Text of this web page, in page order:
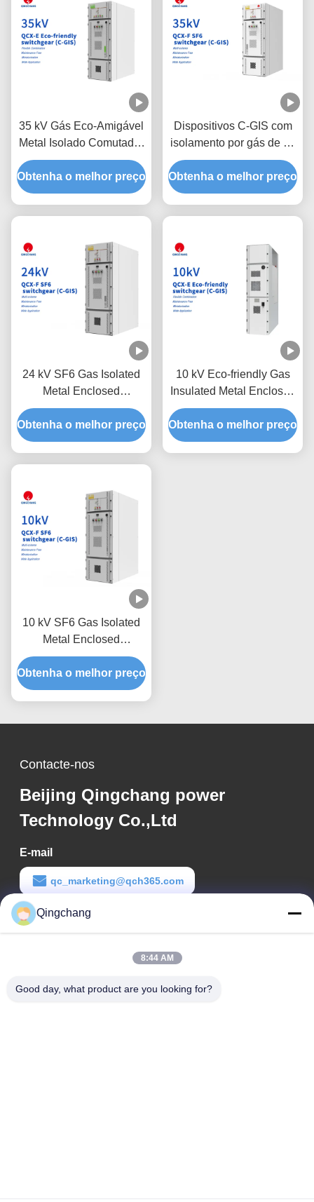
35 kV Gás Eco-Amigável
Metal Isolado Comutador
Cerrado C-GIS
Obtenha o melhor preço
Dispositivos C-GIS com
isolamento por gás de 35
kV SF6
Obtenha o melhor preço
24 kV SF6 Gas Isolated
Metal Enclosed
Switchgear C-GIS
Obtenha o melhor preço
10 kV Eco-friendly Gas
Insulated Metal Enclosed
Switchgear C-GIS
Obtenha o melhor preço
10 kV SF6 Gas Isolated
Metal Enclosed
Switchgear C-GIS
Obtenha o melhor preço
Contacte-nos
Beijing Qingchang power
Technology Co.,Ltd
E-mail
qc_marketing@qch365.com
Tempo de trabalho
00:00-23:59
Endereço da empresa
Qingchang
8:44 AM
Good day, what product are you looking for?